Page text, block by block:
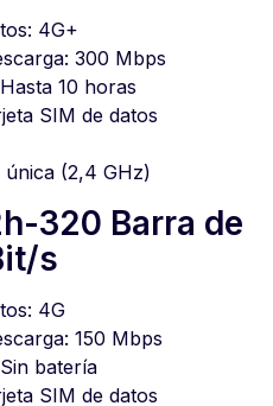
4G+
300 Mbps
10 horas
SIM de datos
única (2,4 GHz)
320 Barra de
s
4G
150 Mbps
batería
SIM de datos